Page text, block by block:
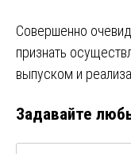
Совершенно
признать
выпуском и
Задавайте